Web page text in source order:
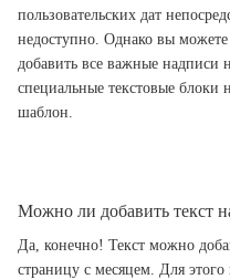
пользовательских дат
недоступно. Однако вы
добавить все важные надписи
специальные текстовые блоки
шаблон.
Можно ли добавить текст
Да, конечно! Текст можно
страницу с месяцем. Для этого